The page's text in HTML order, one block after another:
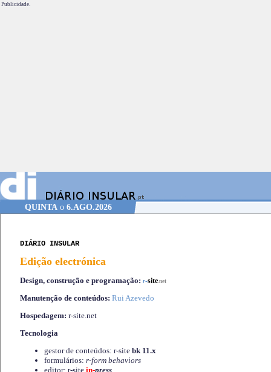
Publicidade.
QUINTAo 6.AGO.2026
DIÁRIO INSULAR
Edição electrónica
Design, construção e programação: r-site.net
Manutenção de conteúdos: Rui Azevedo
Hospedagem: r-site.net
Tecnologia
gestor de conteúdos: r-site bk 11.x
formulários: r-form behaviors
editor: r-site in-press